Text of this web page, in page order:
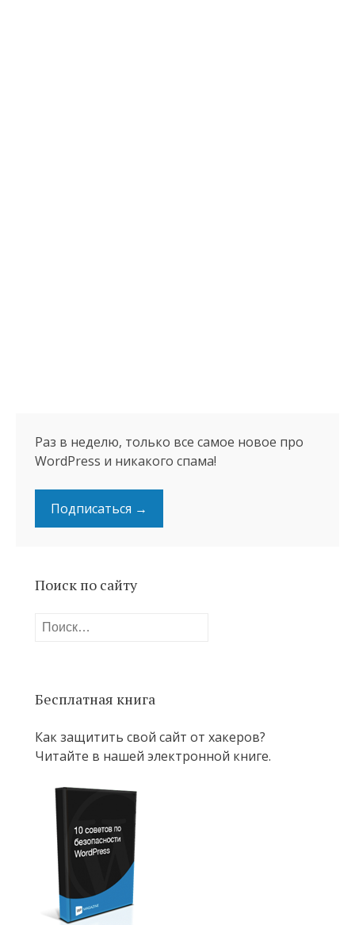
Раз в неделю, только все самое новое про
WordPress и никакого спама!
Подписаться →
Поиск по сайту
Найти:
Бесплатная книга
Как защитить свой сайт от хакеров?
Читайте в нашей электронной книге.